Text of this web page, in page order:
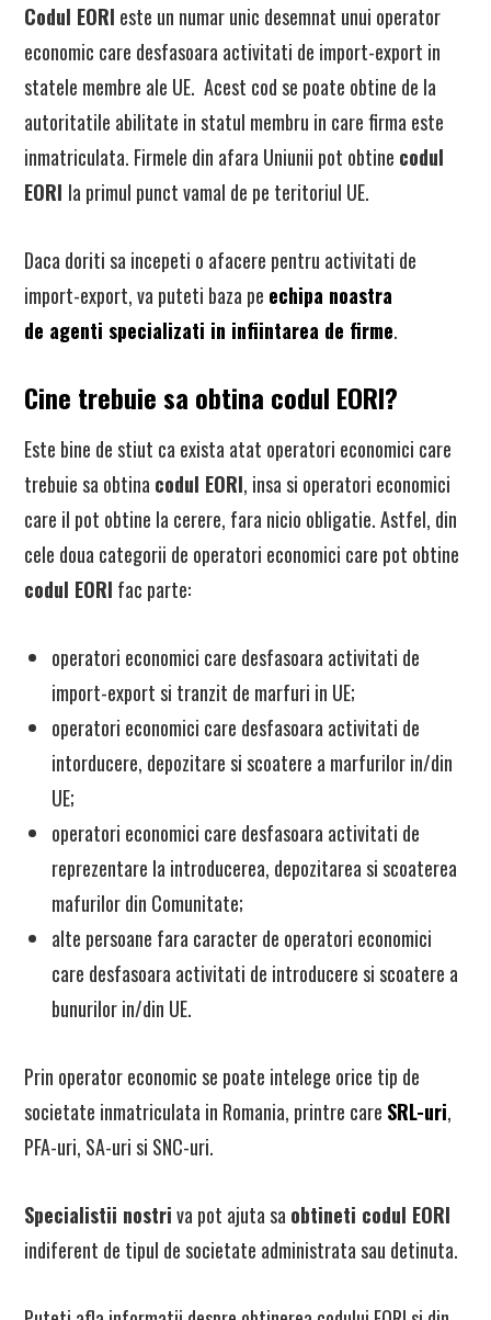
Codul EORI este un numar unic desemnat unui operator
economic care desfasoara activitati de import-export in
statele membre ale UE. Acest cod se poate obtine de la
autoritatile abilitate in statul membru in care firma este
inmatriculata. Firmele din afara Uniunii pot obtine codul
EORI la primul punct vamal de pe teritoriul UE.
Daca doriti sa incepeti o afacere pentru activitati de
import-export, va puteti baza pe echipa noastra
de agenti specializati in infiintarea de firme.
Cine trebuie sa obtina codul EORI?
Este bine de stiut ca exista atat operatori economici care
trebuie sa obtina codul EORI, insa si operatori economici
care il pot obtine la cerere, fara nicio obligatie. Astfel, din
cele doua categorii de operatori economici care pot obtine
codul EORI fac parte:
operatori economici care desfasoara activitati de
import-export si tranzit de marfuri in UE;
operatori economici care desfasoara activitati de
intorducere, depozitare si scoatere a marfurilor in/din
UE;
operatori economici care desfasoara activitati de
reprezentare la introducerea, depozitarea si scoaterea
mafurilor din Comunitate;
alte persoane fara caracter de operatori economici
care desfasoara activitati de introducere si scoatere a
bunurilor in/din UE.
Prin operator economic se poate intelege orice tip de
societate inmatriculata in Romania, printre care SRL-uri,
PFA-uri, SA-uri si SNC-uri.
Specialistii nostriva pot ajuta sa obtineti codul EORI
indiferent de tipul de societate administrata sau detinuta.